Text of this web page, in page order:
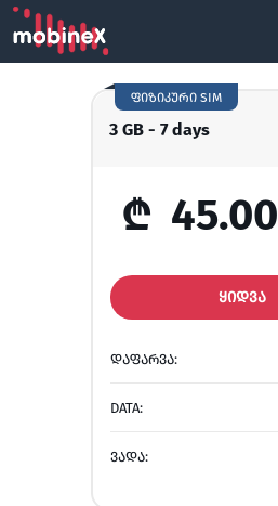
3 GB - 7 days
ფიზიკური SIM
₾ 45.00
ᲧᲘᲓᲕᲐ
ᲓᲐᲤᲐᲠᲕᲐ:
DATA:
ᲕᲐᲓᲐ: